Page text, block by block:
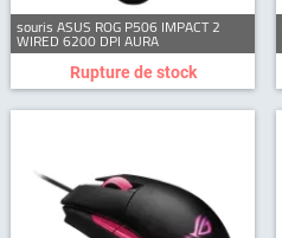
souris ASUS ROG P506 IMPACT 2
WIRED 6200 DPI AURA
Rupture de stock